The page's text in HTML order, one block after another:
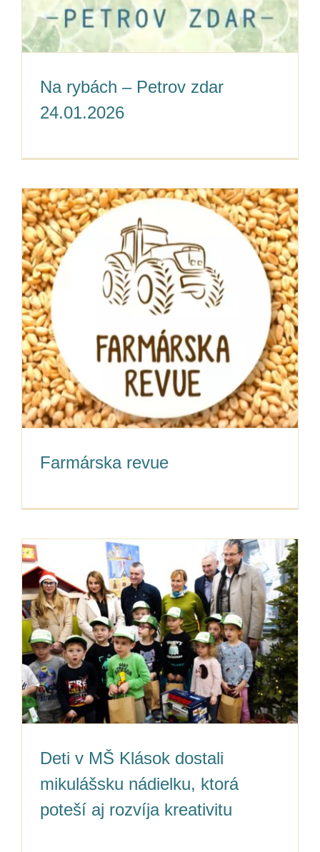
Na rybách – Petrov zdar
24.01.2026
Farmárska revue
Deti v MŠ Klások dostali
mikulášsku nádielku, ktorá
poteší aj rozvíja kreativitu